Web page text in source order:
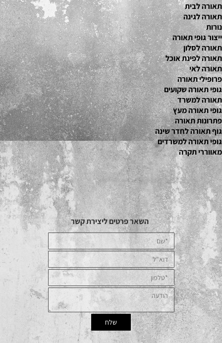
תאורה לבית
תאורה לגינה
נורות
ייצור גופי תאורה
תאורה לסלון
תאורה לפינת אוכל
תאורה לאי
פרופילי תאורה
גופי תאורה שקועים
תאורה למשרד
גופי תאורה מעץ
פתרונות תאורה
גוף תאורה לחדר שינה
גופי תאורה למשרדים
מאווררי תקרה
השאר פרטים ליצירת קשר